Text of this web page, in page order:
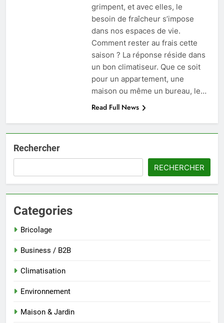
grimpent, et avec elles, le
besoin de fraîcheur s’impose
dans nos espaces de vie.
Comment rester au frais cette
saison ? La réponse réside dans
un bon climatiseur. Que ce soit
pour un appartement, une
maison ou même un bureau, le…
Read Full News
Rechercher
RECHERCHER
Categories
Bricolage
Business / B2B
Climatisation
Environnement
Maison & Jardin